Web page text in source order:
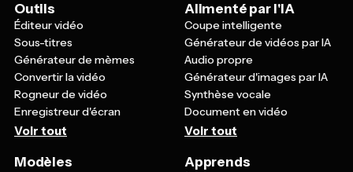
Outils
Éditeur vidéo
Sous-titres
Générateur de mèmes
Convertir la vidéo
Rogneur de vidéo
Enregistreur d'écran
Voir tout
Alimenté par l'IA
Coupe intelligente
Générateur de vidéos par IA
Audio propre
Générateur d'images par IA
Synthèse vocale
Document en vidéo
Voir tout
Modèles Apprends